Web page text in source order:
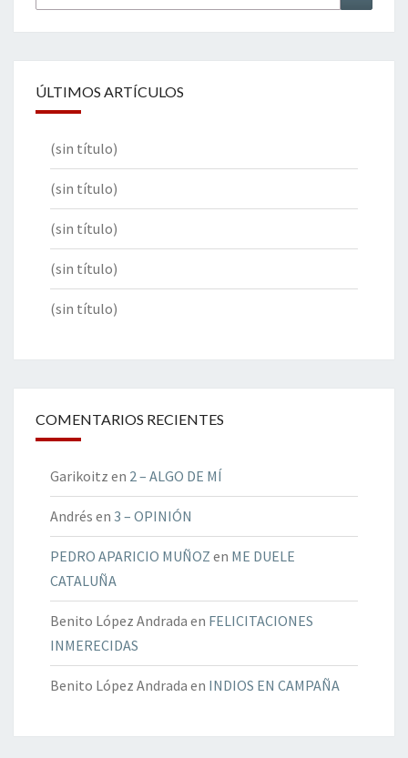
por:
ÚLTIMOS ARTÍCULOS
(sin título)
(sin título)
(sin título)
(sin título)
(sin título)
COMENTARIOS RECIENTES
Garikoitz en 2 – ALGO DE MÍ
Andrés en 3 – OPINIÓN
PEDRO APARICIO MUÑOZ en ME DUELE
CATALUÑA
Benito López Andrada en FELICITACIONES
INMERECIDAS
Benito López Andrada en INDIOS EN CAMPAÑA